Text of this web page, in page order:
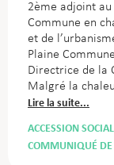
2ème adjoint
Commune en
et de
Plaine
Directrice de la
Malgré la
Lire la suite...
ACCESSION
COMMUNIQUÉ DE